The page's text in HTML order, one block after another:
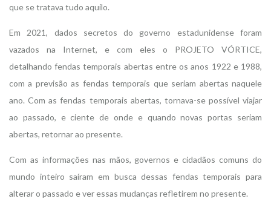
que se tratava tudo aquilo.
Em 2021, dados secretos do governo estadunidense foram
vazados na Internet, e com eles o PROJETO VÓRTICE,
detalhando fendas temporais abertas entre os anos 1922 e 1988,
com a previsão as fendas temporais que seriam abertas naquele
ano. Com as fendas temporais abertas, tornava-se possível viajar
ao passado, e ciente de onde e quando novas portas seriam
abertas, retornar ao presente.
Com as informações nas mãos, governos e cidadãos comuns do
mundo inteiro saíram em busca dessas fendas temporais para
alterar o passado e ver essas mudanças refletirem no presente.